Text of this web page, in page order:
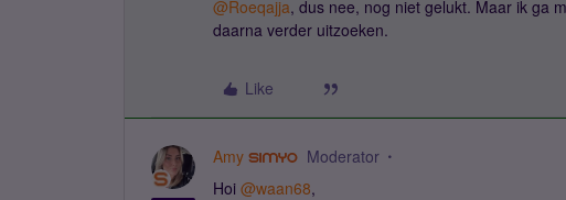
@Roeqajja, dus nee, nog niet gelukt. Maar ik ga
daarna verder uitzoeken.
Like
Amy Moderator
Hoi @waan68,